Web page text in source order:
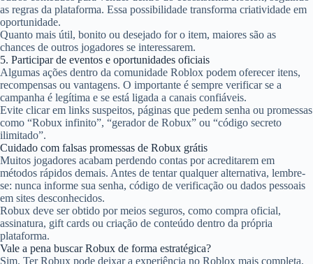
as regras da plataforma. Essa possibilidade transforma criatividade em
oportunidade.
Quanto mais útil, bonito ou desejado for o item, maiores são as
chances de outros jogadores se interessarem.
5. Participar de eventos e oportunidades oficiais
Algumas ações dentro da comunidade Roblox podem oferecer itens,
recompensas ou vantagens. O importante é sempre verificar se a
campanha é legítima e se está ligada a canais confiáveis.
Evite clicar em links suspeitos, páginas que pedem senha ou promessas
como “Robux infinito”, “gerador de Robux” ou “código secreto
ilimitado”.
Cuidado com falsas promessas de Robux grátis
Muitos jogadores acabam perdendo contas por acreditarem em
métodos rápidos demais. Antes de tentar qualquer alternativa, lembre-
se: nunca informe sua senha, código de verificação ou dados pessoais
em sites desconhecidos.
Robux deve ser obtido por meios seguros, como compra oficial,
assinatura, gift cards ou criação de conteúdo dentro da própria
plataforma.
Vale a pena buscar Robux de forma estratégica?
Sim. Ter Robux pode deixar a experiência no Roblox mais completa,